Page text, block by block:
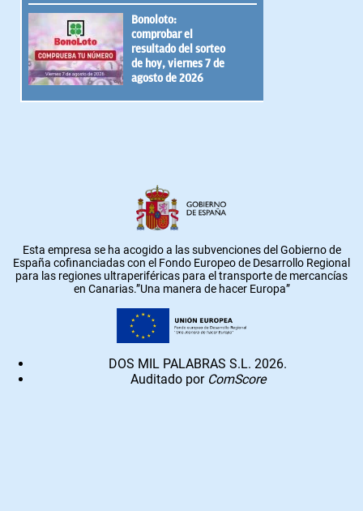
Bonoloto:
comprobar el
resultado del sorteo
de hoy, viernes 7 de
agosto de 2026
Esta empresa se ha acogido a las subvenciones del Gobierno de
España cofinanciadas con el Fondo Europeo de Desarrollo Regional
para las regiones ultraperiféricas para el transporte de mercancías
en Canarias.”Una manera de hacer Europa”
DOS MIL PALABRAS S.L. 2026.
Auditado por ComScore